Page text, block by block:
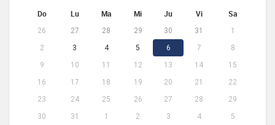
Do Lu Ma Mi Ju Vi Sa
26 27 28 29 30 31
1
2
3 4 5 6 7
8
9
10 11 12 13 14
15
16
17 18 19 20 21
22
23
24 25 26 27 28
29
30
31 1 2 3 4 5